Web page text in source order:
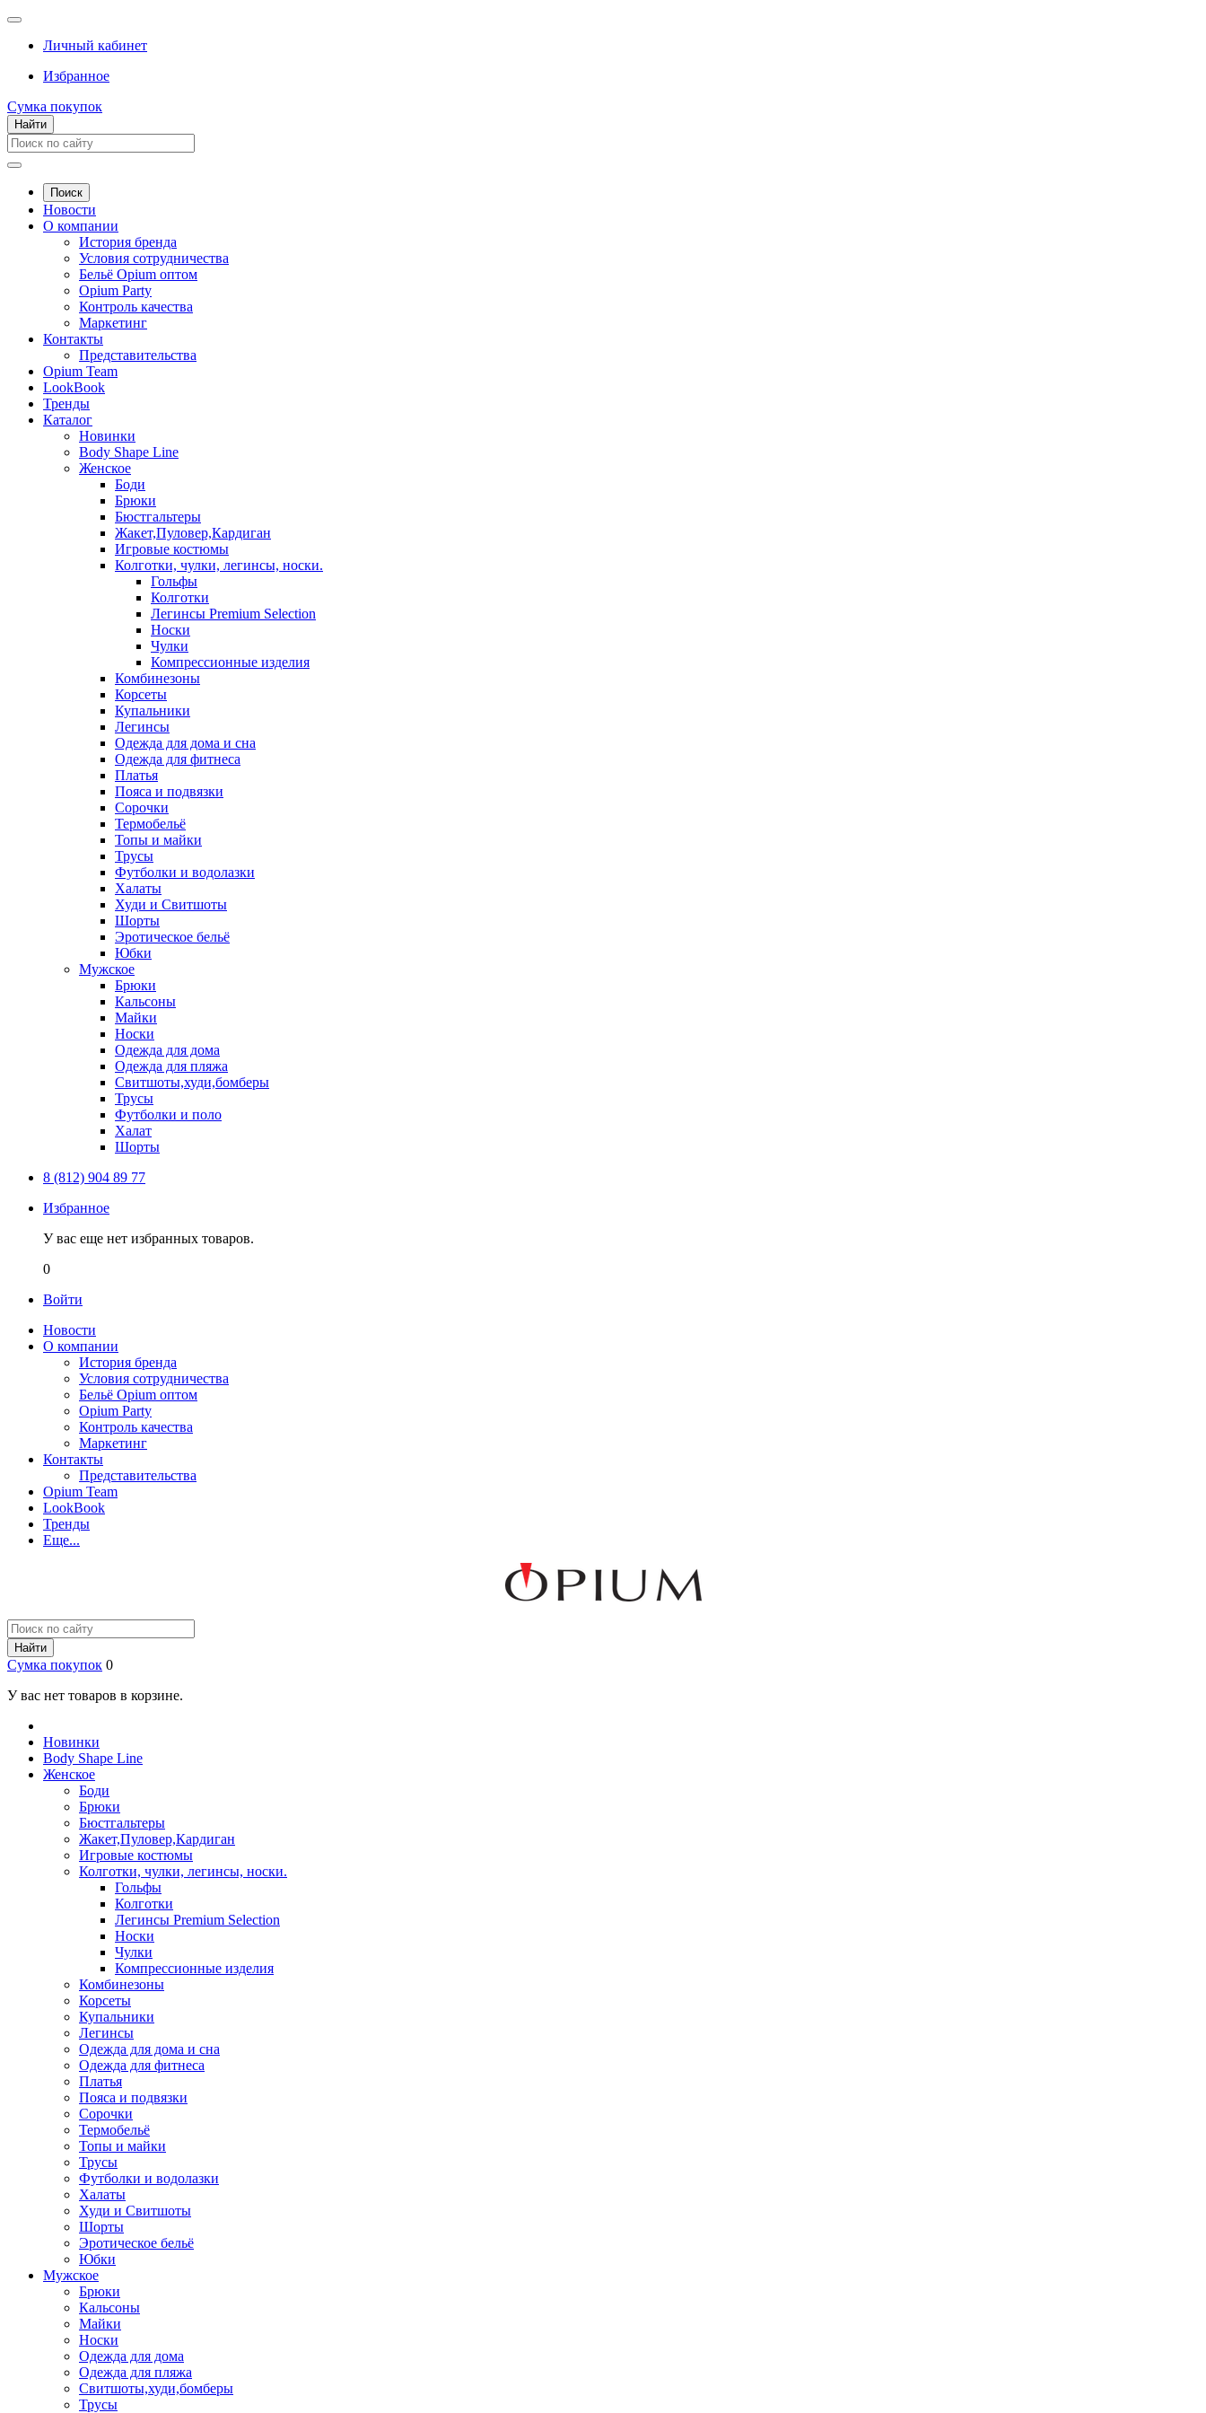
Личный кабинет
Избранное
Сумка покупок
Найти
Поиск
Новости
О компании
История бренда
Условия сотрудничества
Бельё Opium оптом
Opium Party
Контроль качества
Маркетинг
Контакты
Представительства
Opium Team
LookBook
Тренды
Каталог
Новинки
Body Shape Line
Женское
Боди
Брюки
Бюстгальтеры
Жакет,Пуловер,Кардиган
Игровые костюмы
Колготки, чулки, легинсы, носки.
Гольфы
Колготки
Легинсы Premium Selection
Носки
Чулки
Компрессионные изделия
Комбинезоны
Корсеты
Купальники
Легинсы
Одежда для дома и сна
Одежда для фитнеса
Платья
Пояса и подвязки
Сорочки
Термобельё
Топы и майки
Трусы
Футболки и водолазки
Халаты
Худи и Свитшоты
Шорты
Эротическое бельё
Юбки
Мужское
Брюки
Кальсоны
Майки
Носки
Одежда для дома
Одежда для пляжа
Свитшоты,худи,бомберы
Трусы
Футболки и поло
Халат
Шорты
8 (812) 904 89 77
Избранное
У вас еще нет избранных товаров.
0
Войти
Новости
О компании
История бренда
Условия сотрудничества
Бельё Opium оптом
Opium Party
Контроль качества
Маркетинг
Контакты
Представительства
Opium Team
LookBook
Тренды
Еще...
Найти
Сумка покупок 0
У вас нет товаров в корзине.
Новинки
Body Shape Line
Женское
Боди
Брюки
Бюстгальтеры
Жакет,Пуловер,Кардиган
Игровые костюмы
Колготки, чулки, легинсы, носки.
Гольфы
Колготки
Легинсы Premium Selection
Носки
Чулки
Компрессионные изделия
Комбинезоны
Корсеты
Купальники
Легинсы
Одежда для дома и сна
Одежда для фитнеса
Платья
Пояса и подвязки
Сорочки
Термобельё
Топы и майки
Трусы
Футболки и водолазки
Халаты
Худи и Свитшоты
Шорты
Эротическое бельё
Юбки
Мужское
Брюки
Кальсоны
Майки
Носки
Одежда для дома
Одежда для пляжа
Свитшоты,худи,бомберы
Трусы